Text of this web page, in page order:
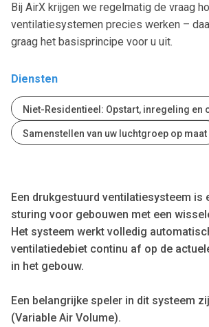
Diensten
Niet-Residentieel: Opstart, inregeling en
Samenstellen van uw luchtgroep op maat
Bij AirX krijgen we regelmatig de vraag
ventilatiesystemen precies werken –
graag het basisprincipe voor u uit.
Een drukgestuurd ventilatiesysteem is
sturing voor gebouwen met een
Het systeem werkt volledig
ventilatiedebiet continu af op de
in het gebouw.
Een belangrijke speler in dit systeem
(Variable Air Volume).